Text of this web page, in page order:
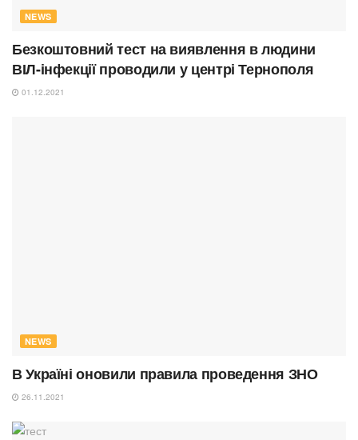
NEWS
Безкоштовний тест на виявлення в людини
ВІЛ-інфекції проводили у центрі Тернополя
01.12.2021
NEWS
В Україні оновили правила проведення ЗНО
26.11.2021